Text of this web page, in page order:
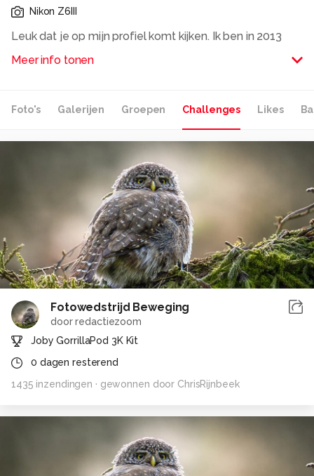
Nikon Z6III
Leuk dat je op mijn profiel komt kijken. Ik ben in 2013
een Nikon D3200 die ik nog steeds heb. Inmiddels heb ik
F65 om foto's mee te maken.
Alle rechten voorbehouden
Meer info tonen
Foto's Galerijen Groepen Challenges Likes
Fotowedstrijd Beweging
doorredactiezoom
Joby GorrillaPod 3K Kit
0 dagen resterend
1435 inzendingen · gewonnen door ChrisRijnbeek